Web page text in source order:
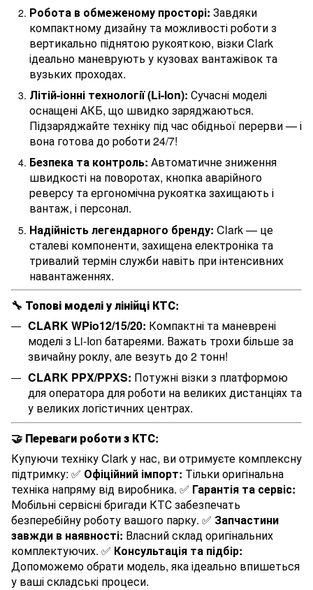
Робота в обмеженому просторі: Завдяки
компактному дизайну та можливості роботи з
вертикально піднятою рукояткою, візки Clark
ідеально маневрують у кузовах вантажівок та
вузьких проходах.
Літій-іонні технології (Li-Ion): Сучасні моделі
оснащені АКБ, що швидко заряджаються.
Підзаряджайте техніку під час обідньої перерви — і
вона готова до роботи 24/7!
Безпека та контроль: Автоматичне зниження
швидкості на поворотах, кнопка аварійного
реверсу та ергономічна рукоятка захищають і
вантаж, і персонал.
Надійність легендарного бренду: Clark — це
сталеві компоненти, захищена електроніка та
тривалий термін служби навіть при інтенсивних
навантаженнях.
🔧 Топові моделі у лінійці КТС:
CLARK WPio12/15/20: Компактні та маневрені
моделі з Li-Ion батареями. Важать трохи більше за
звичайну роклу, але везуть до 2 тонн!
CLARK PPX/PPXS: Потужні візки з платформою
для оператора для роботи на великих дистанціях та
у великих логістичних центрах.
🤝 Переваги роботи з КТС:
Купуючи техніку Clark у нас, ви отримуєте комплексну
підтримку: ✅ Офіційний імпорт: Тільки оригінальна
техніка напряму від виробника. ✅ Гарантія та сервіс:
Мобільні сервісні бригади КТС забезпечать
безперебійну роботу вашого парку. ✅ Запчастини
завжди в наявності: Власний склад оригінальних
комплектуючих. ✅ Консультація та підбір:
Допоможемо обрати модель, яка ідеально впишеться
у ваші складські процеси.